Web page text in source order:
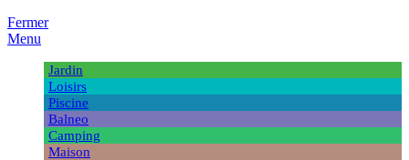
Fermer
Menu
Jardin
Loisirs
Piscine
Balneo
Camping
Maison